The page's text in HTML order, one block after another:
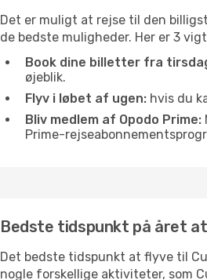
Det er muligt at rejse til den
de bedste muligheder. Her er 3
Book dine billetter fra
øjeblik.
Flyv i løbet af ugen: hvis du
Bliv medlem af Opodo Prime:
Prime-
Bedste tidspunkt på året
Det bedste tidspunkt at flyve til
nogle forskellige aktiviteter, som